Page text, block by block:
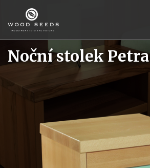
Noční stolek Petra